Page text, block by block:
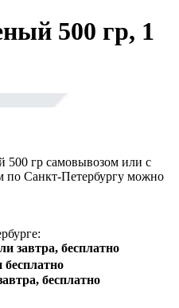
500 гр, 1
гр самовывозом или с
по Санкт-Петербургу можно
завтра, бесплатно
бесплатно
бесплатно